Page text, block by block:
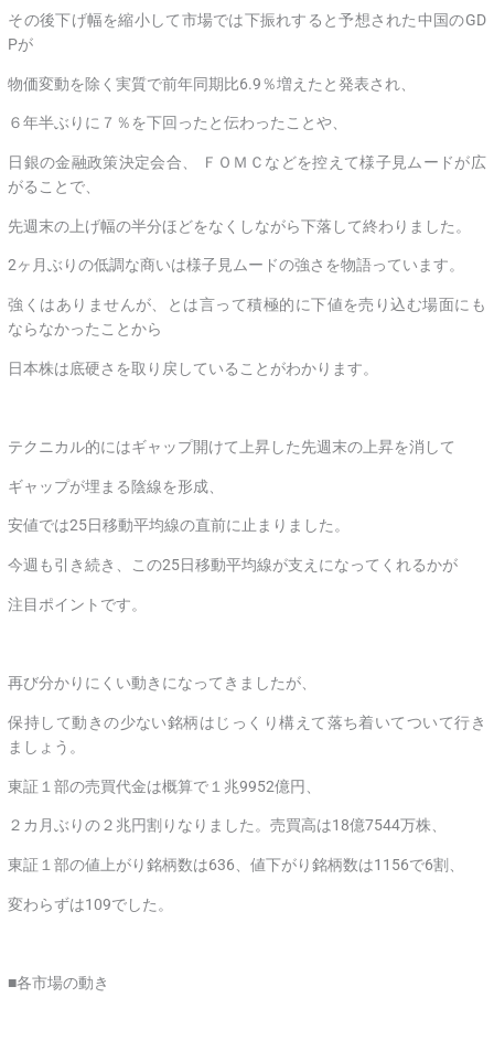
その後下げ幅を縮小して市場では下振れすると予想された中国のGD
Pが
物価変動を除く実質で前年同期比6.9％増えたと発表され、
６年半ぶりに７％を下回ったと伝わったことや、
日銀の金融政策決定会合、 ＦＯＭＣなどを控えて様子見ムードが広
がることで、
先週末の上げ幅の半分ほどをなくしながら下落して終わりました。
2ヶ月ぶりの低調な商いは様子見ムードの強さを物語っています。
強くはありませんが、とは言って積極的に下値を売り込む場面にも
ならなかったことから
日本株は底硬さを取り戻していることがわかります。
テクニカル的にはギャップ開けて上昇した先週末の上昇を消して
ギャップが埋まる陰線を形成、
安値では25日移動平均線の直前に止まりました。
今週も引き続き、この25日移動平均線が支えになってくれるかが
注目ポイントです。
再び分かりにくい動きになってきましたが、
保持して動きの少ない銘柄はじっくり構えて落ち着いてついて行き
ましょう。
東証１部の売買代金は概算で１兆9952億円、
２カ月ぶりの２兆円割りなりました。売買高は18億7544万株、
東証１部の値上がり銘柄数は636、値下がり銘柄数は1156で6割、
変わらずは109でした。
■各市場の動き